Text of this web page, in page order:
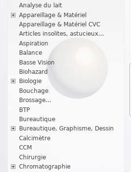
Analyse du lait
Appareillage & Matériel
Appareillage & Matériel CVC
Articles insolites, astucieux...
Aspiration
Balance
Basse Vision
Biohazard
Biologie
Bouchage
Brossage...
BTP
Bureautique
Bureautique, Graphisme, Dessin
Calcimètre
CCM
Chirurgie
Chromatographie